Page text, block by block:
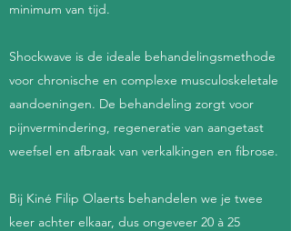
minimum van tijd.
Shockwave is de ideale behandelingsmethode
voor chronische en complexe musculoskeletale
aandoeningen. De behandeling zorgt voor
pijnvermindering, regeneratie van aangetast
weefsel en afbraak van verkalkingen en fibrose.
Bij Kiné Filip Olaerts behandelen we je twee
keer achter elkaar, dus ongeveer 20 à 25